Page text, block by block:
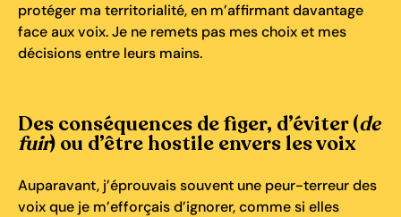
protéger ma territorialité, en m’affirmant davantage
face aux voix. Je ne remets pas mes choix et mes
décisions entre leurs mains.
Des conséquences de figer, d’éviter (de
fuir) ou d’être hostile envers les voix
Auparavant, j’éprouvais souvent une peur-terreur des
voix que je m’efforçais d’ignorer, comme si elles